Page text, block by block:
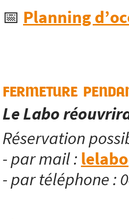
📅 Planning
fermeture
Le Labo
Réservation
- par mail :
- par téléphone :